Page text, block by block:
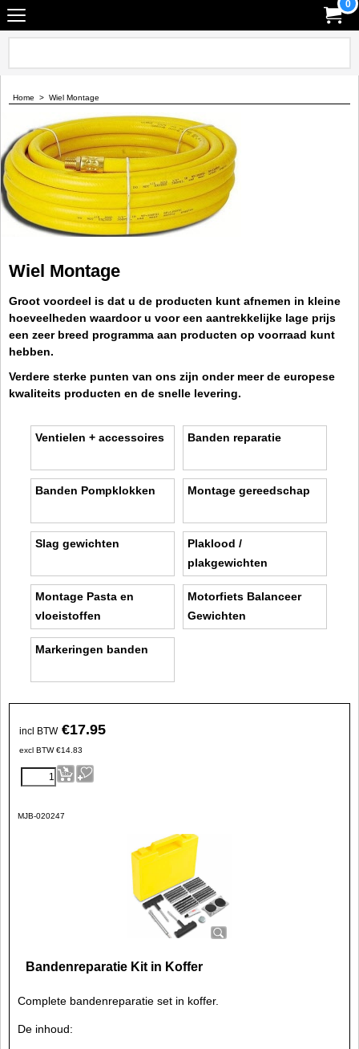
0
Home > Wiel Montage
Wiel Montage
Groot voordeel is dat u de producten kunt afnemen in kleine
hoeveelheden waardoor u voor een aantrekkelijke lage prijs
een zeer breed programma aan producten op voorraad kunt
hebben.
Verdere sterke punten van ons zijn onder meer de europese
kwaliteits producten en de snelle levering.
Ventielen + accessoires Banden reparatie
Banden Pompklokken Montage gereedschap
Slag gewichten
Plaklood /
plakgewichten
Montage Pasta en
vloeistoffen
Motorfiets Balanceer
Gewichten
Markeringen banden
incl BTW €17.95
excl BTW €14.83
MJB-020247
Bandenreparatie Kit in Koffer
Complete bandenreparatie set in koffer.
De inhoud: